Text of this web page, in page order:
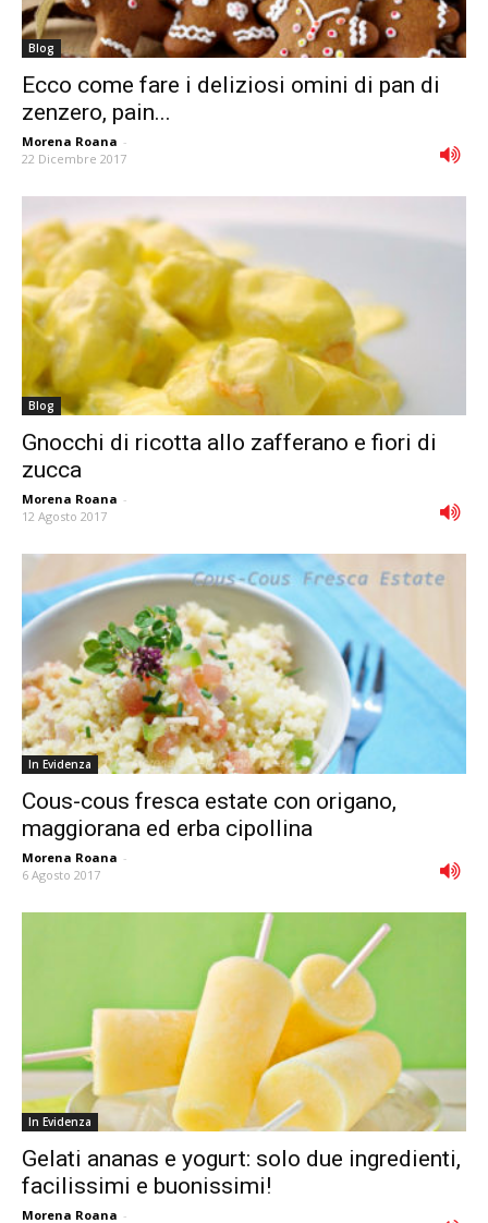
Blog
Ecco come fare i deliziosi omini di pan di
zenzero, pain...
Morena Roana -
22 Dicembre 2017
Blog
Gnocchi di ricotta allo zafferano e fiori di
zucca
Morena Roana -
12 Agosto 2017
In Evidenza
Cous-cous fresca estate con origano,
maggiorana ed erba cipollina
Morena Roana -
6 Agosto 2017
In Evidenza
Gelati ananas e yogurt: solo due ingredienti,
facilissimi e buonissimi!
Morena Roana -